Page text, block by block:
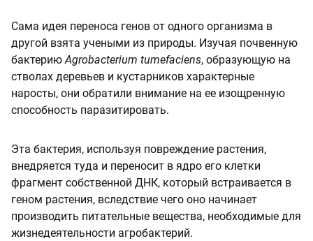
Сама идея переноса генов от одного организма в
другой взята учеными из природы. Изучая почвенную
бактериюAgrobacterium tumefaciens, образующую на
стволах деревьев и кустарников характерные
наросты, они обратили внимание на ее изощренную
способность паразитировать.
Эта бактерия, используя повреждение растения,
внедряется туда и переносит в ядро его клетки
фрагмент собственной ДНК, который встраивается в
геном растения, вследствие чего оно начинает
производить питательные вещества, необходимые для
жизнедеятельности агробактерий.